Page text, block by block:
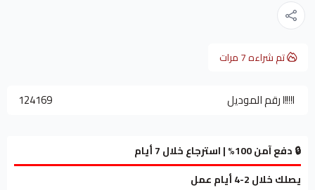
تم شراءه7مرات
رقم الموديل 124169
🔒 دفع آمن 100% | استرجاع خلال 7 أيام
يصلك خلال 2-4 أيام عمل